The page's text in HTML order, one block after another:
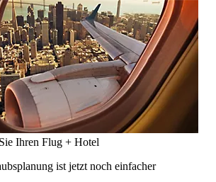
Ihren Flug + Hotel
ist jetzt noch einfacher